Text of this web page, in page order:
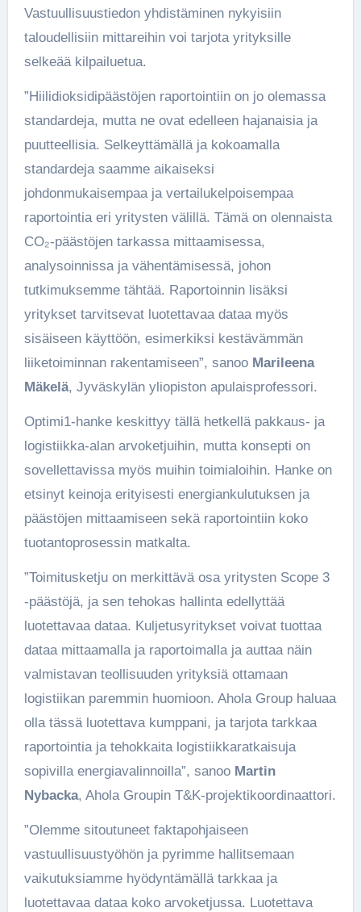
Vastuullisuustiedon yhdistäminen nykyisiin
taloudellisiin mittareihin voi tarjota yrityksille
selkeää kilpailuetua.
”Hiilidioksidipäästöjen raportointiin on jo olemassa
standardeja, mutta ne ovat edelleen hajanaisia ja
puutteellisia. Selkeyttämällä ja kokoamalla
standardeja saamme aikaiseksi
johdonmukaisempaa ja vertailukelpoisempaa
raportointia eri yritysten välillä. Tämä on olennaista
CO₂-päästöjen tarkassa mittaamisessa,
analysoinnissa ja vähentämisessä, johon
tutkimuksemme tähtää. Raportoinnin lisäksi
yritykset tarvitsevat luotettavaa dataa myös
sisäiseen käyttöön, esimerkiksi kestävämmän
liiketoiminnan rakentamiseen”, sanoo Marileena
Mäkelä, Jyväskylän yliopiston apulaisprofessori.
Optimi1-hanke keskittyy tällä hetkellä pakkaus- ja
logistiikka-alan arvoketjuihin, mutta konsepti on
sovellettavissa myös muihin toimialoihin. Hanke on
etsinyt keinoja erityisesti energiankulutuksen ja
päästöjen mittaamiseen sekä raportointiin koko
tuotantoprosessin matkalta.
”Toimitusketju on merkittävä osa yritysten Scope 3
-päästöjä, ja sen tehokas hallinta edellyttää
luotettavaa dataa. Kuljetusyritykset voivat tuottaa
dataa mittaamalla ja raportoimalla ja auttaa näin
valmistavan teollisuuden yrityksiä ottamaan
logistiikan paremmin huomioon. Ahola Group haluaa
olla tässä luotettava kumppani, ja tarjota tarkkaa
raportointia ja tehokkaita logistiikkaratkaisuja
sopivilla energiavalinnoilla”, sanoo Martin
Nybacka, Ahola Groupin T&K-projektikoordinaattori.
”Olemme sitoutuneet faktapohjaiseen
vastuullisuustyöhön ja pyrimme hallitsemaan
vaikutuksiamme hyödyntämällä tarkkaa ja
luotettavaa dataa koko arvoketjussa. Luotettava